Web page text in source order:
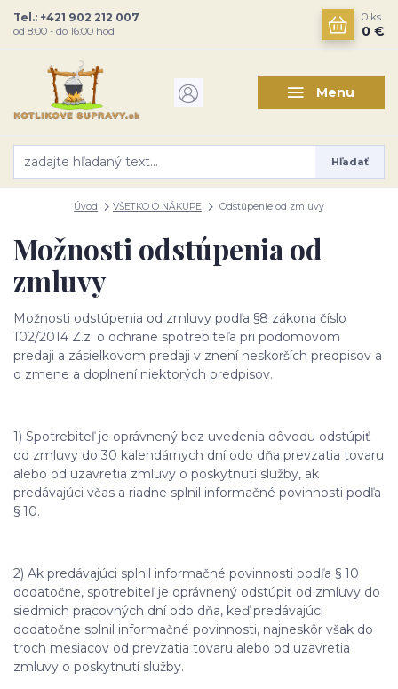
Menu
Hľadať
Tel.: +421 902 212 007
od 8:00 - do 16:00 hod
0 ks
0 €
Úvod VŠETKO O NÁKUPE Odstúpenie od zmluvy
Možnosti odstúpenia od
zmluvy
Možnosti odstúpenia od zmluvy podľa §8 zákona číslo
102/2014 Z.z. o ochrane spotrebiteľa pri podomovom
predaji a zásielkovom predaji v znení neskorších predpisov a
o zmene a doplnení niektorých predpisov.
1) Spotrebiteľ je oprávnený bez uvedenia dôvodu odstúpiť
od zmluvy do 30 kalendárnych dní odo dňa prevzatia tovaru
alebo od uzavretia zmluvy o poskytnutí služby, ak
predávajúci včas a riadne splnil informačné povinnosti podľa
§ 10.
2) Ak predávajúci splnil informačné povinnosti podľa § 10
dodatočne, spotrebiteľ je oprávnený odstúpiť od zmluvy do
siedmich pracovných dní odo dňa, keď predávajúci
dodatočne splnil informačné povinnosti, najneskôr však do
troch mesiacov od prevzatia tovaru alebo od uzavretia
zmluvy o poskytnutí služby.